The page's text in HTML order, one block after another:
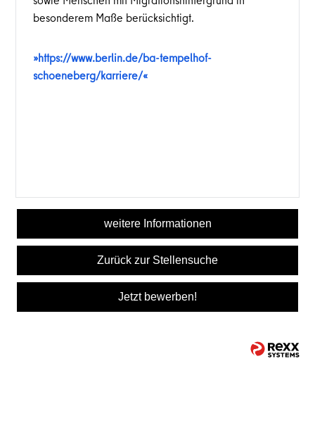
besonderem Maße berücksichtigt.
https://www.berlin.de/ba-tempelhof-
schoeneberg/karriere/
weitere Informationen
Zurück zur Stellensuche
Jetzt bewerben!